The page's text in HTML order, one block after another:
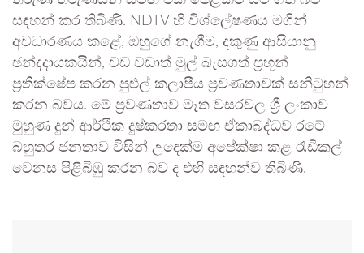
සඳහන් කර තිබිණි. NDTV හි විශ්ලේෂණය මගින්
අවධාරණය කළේ, ඔහුගේ නැගීම, දකුණු ආසියානු
ඡන්දදායකයින්, වඩ වඩාත් මුල් බැසගත් ප්‍රභූන්
ප්‍රතික්ෂේප කරන පුළුල් කලාපීය ප්‍රවණතාවක් සනිටුහන්
කරන බවය. මේ ප්‍රවණතාව මෑත වසරවල ශ්‍රී ලංකාව
මුහුණ දුන් ආර්ථික දුෂ්කරතා සමඟ ඒකාබද්ධව රටේ
බහුතර ජනතාව විසින් උදෙක්ම අපේක්ෂා කළ රැඩිකල්
වෙනස පිළිබිඹු කරන බව ද එහි සඳහන්ව තිබිණි.